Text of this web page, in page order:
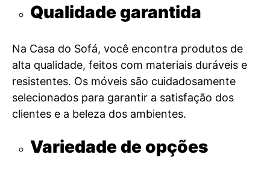
Qualidade garantida
Na Casa do Sofá, você encontra produtos de
alta qualidade, feitos com materiais duráveis e
resistentes. Os móveis são cuidadosamente
selecionados para garantir a satisfação dos
clientes e a beleza dos ambientes.
Variedade de opções